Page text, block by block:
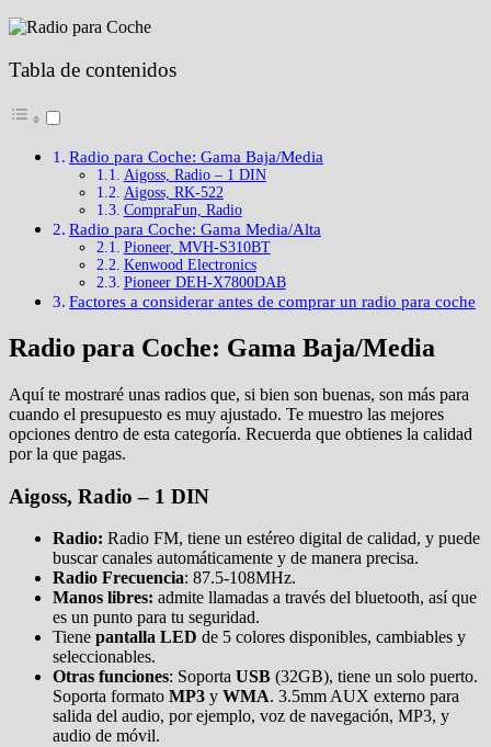
Tabla de contenidos
Radio para Coche: Gama Baja/Media
Aigoss, Radio – 1 DIN
Aigoss, RK-522
CompraFun, Radio
Radio para Coche: Gama Media/Alta
Pioneer, MVH-S310BT
Kenwood Electronics
Pioneer DEH-X7800DAB
Factores a considerar antes de comprar un radio para coche
Radio para Coche: Gama Baja/Media
Aquí te mostraré unas radios que, si bien son buenas, son más para
cuando el presupuesto es muy ajustado. Te muestro las mejores
opciones dentro de esta categoría. Recuerda que obtienes la calidad
por la que pagas.
Aigoss, Radio – 1 DIN
Radio: Radio FM, tiene un estéreo digital de calidad, y puede
buscar canales automáticamente y de manera precisa.
Radio Frecuencia: 87.5-108MHz.
Manos libres: admite llamadas a través del bluetooth, así que
es un punto para tu seguridad.
Tiene pantalla LED de 5 colores disponibles, cambiables y
seleccionables.
Otras funciones: Soporta USB (32GB), tiene un solo puerto.
Soporta formato MP3 y WMA. 3.5mm AUX externo para
salida del audio, por ejemplo, voz de navegación, MP3, y
audio de móvil.